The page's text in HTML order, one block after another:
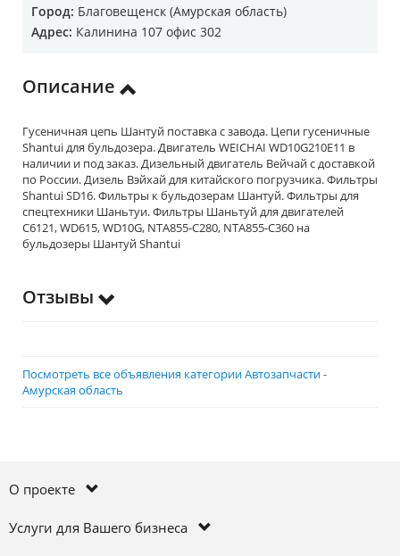
Город: Благовещенск (Амурская область)
Адрес: Калинина 107 офис 302
Описание
Гусеничная цепь Шантуй поставка с завода. Цепи гусеничные
Shantui для бульдозера. Двигатель WEICHAI WD10G210E11 в
наличии и под заказ. Дизельный двигатель Вейчай с доставкой
по России. Дизель Вэйхай для китайского погрузчика. Фильтры
Shantui SD16. Фильтры к бульдозерам Шантуй. Фильтры для
спецтехники Шаньтуи. Фильтры Шаньтуй для двигателей
C6121, WD615, WD10G, NTA855-C280, NTA855-C360 на
бульдозеры Шантуй Shantui
Отзывы
Посмотреть все объявления категории Автозапчасти -
Амурская область
О проекте
Услуги для Вашего бизнеса